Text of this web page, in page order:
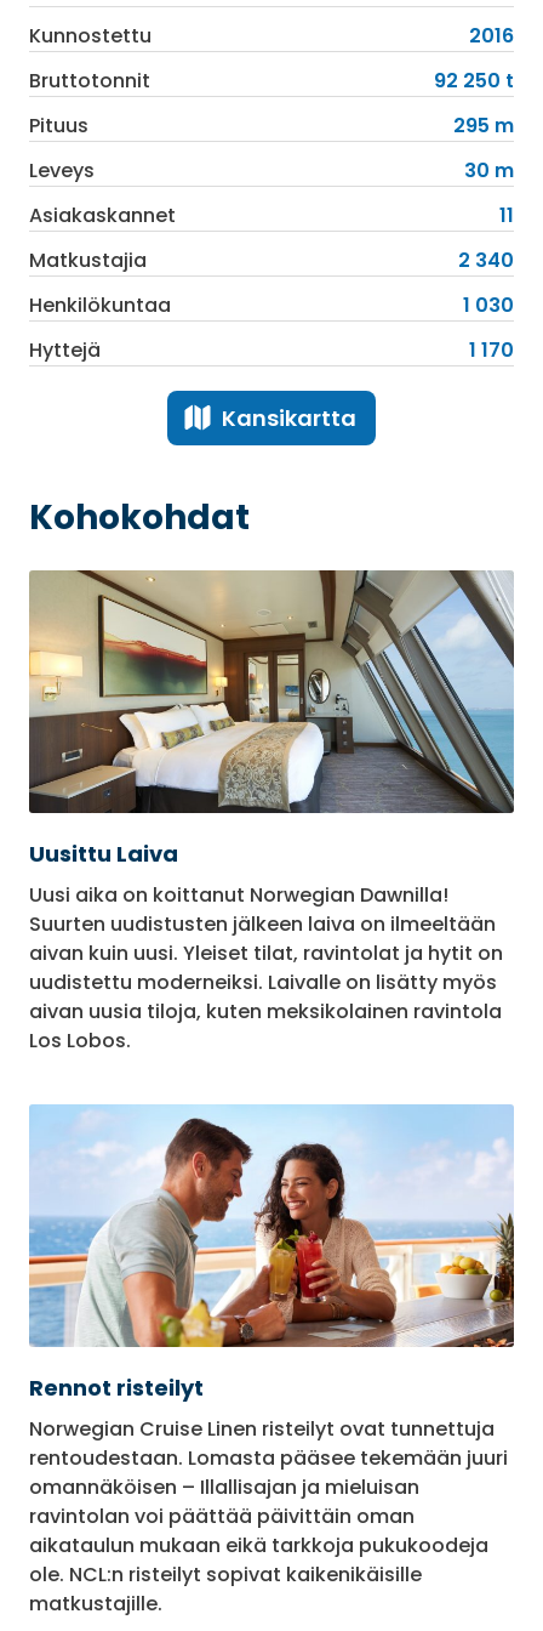
Kunnostettu
2016
Bruttotonnit
92 250 t
Pituus
295 m
Leveys
30 m
Asiakaskannet
11
Matkustajia
2 340
Henkilökuntaa
1 030
Hyttejä
1 170
Kansikartta
Kohokohdat
Uusittu Laiva
Uusi aika on koittanut Norwegian Dawnilla!
Suurten uudistusten jälkeen laiva on ilmeeltään
aivan kuin uusi. Yleiset tilat, ravintolat ja hytit on
uudistettu moderneiksi. Laivalle on lisätty myös
aivan uusia tiloja, kuten meksikolainen ravintola
Los Lobos.
Rennot risteilyt
Norwegian Cruise Linen risteilyt ovat tunnettuja
rentoudestaan. Lomasta pääsee tekemään juuri
omannäköisen – Illallisajan ja mieluisan
ravintolan voi päättää päivittäin oman
aikataulun mukaan eikä tarkkoja pukukoodeja
ole. NCL:n risteilyt sopivat kaikenikäisille
matkustajille.